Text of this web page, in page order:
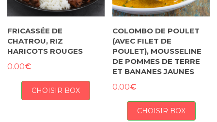
FRICASSÉE DE
CHATROU, RIZ
HARICOTS ROUGES
0.00€
CHOISIR BOX
COLOMBO DE POULET
(AVEC FILET DE
POULET), MOUSSELINE
DE POMMES DE TERRE
ET BANANES JAUNES
0.00€
CHOISIR BOX